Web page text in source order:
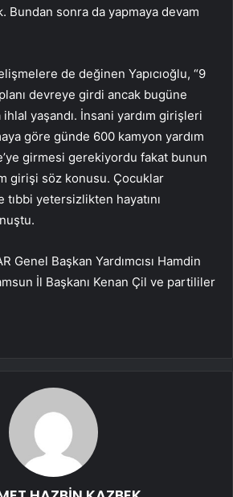
Bundan sonra da yapmaya devam
de değinen Yapıcıoğlu, “9
devreye girdi ancak bugüne
ihlal yaşandı. İnsani yardım girişleri
göre günde 600 kamyon yardım
girmesi gerekiyordu fakat bunun
girişi söz konusu. Çocuklar
tıbbi yetersizlikten hayatını
Genel Başkan Yardımcısı Hamdin
İl Başkanı Kenan Çil ve partililer